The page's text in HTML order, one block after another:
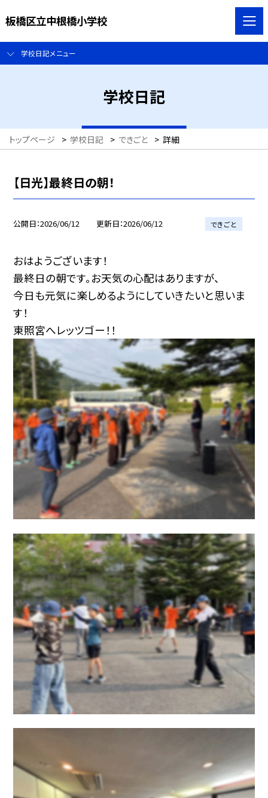
板橋区立中根橋小学校
学校日記メニュー
学校日記
トップページ > 学校日記 > できごと > 詳細
【日光】最終日の朝！
公開日 2026/06/12 更新日 2026/06/12 できごと
おはようございます！
最終日の朝です。お天気の心配はありますが、
今日も元気に楽しめるようにしていきたいと思いま
す！
東照宮へレッツゴー！！